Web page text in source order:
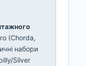
(Chorda,
набори
Silver